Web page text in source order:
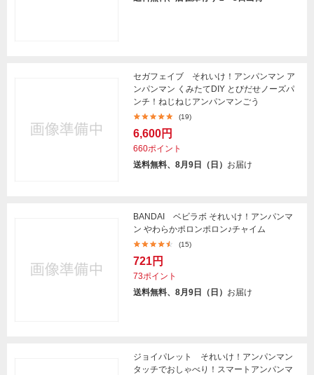
セガフェイブ それいけ！アンパンマン ア
ンパンマン くみたてDIY とびだせノーズパ
ンチ！ねじねじアンパンマンごう
(19)
6,600円
660ポイント
送料無料、8月9日（日） お届け
BANDAI ベビラボ それいけ！アンパンマ
ン やわらかポロンポロン♪チャイム
(15)
721円
73ポイント
送料無料、8月9日（日） お届け
ジョイパレット それいけ！アンパンマン
タッチでおしゃべり！スマートアンパンマ